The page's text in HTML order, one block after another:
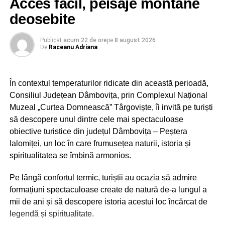
Încheagă. Întăresc.
Acces facil, peisaje montane
deosebite
Publicat acum 22 de orepe 8 august 2026
De Raceanu Adriana
În contextul temperaturilor ridicate din această perioadă,
Consiliul Județean Dâmbovița, prin Complexul Național
Muzeal „Curtea Domnească” Târgoviște, îi invită pe turiști
să descopere unul dintre cele mai spectaculoase
obiective turistice din județul Dâmbovița – Peștera
Ialomiței, un loc în care frumusețea naturii, istoria și
spiritualitatea se îmbină armonios.
Pe lângă confortul termic, turiștii au ocazia să admire
formațiuni spectaculoase create de natură de-a lungul a
mii de ani și să descopere istoria acestui loc încărcat de
legendă și spiritualitate.